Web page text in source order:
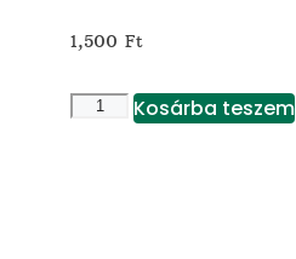
1,500 Ft
Kosárba teszem